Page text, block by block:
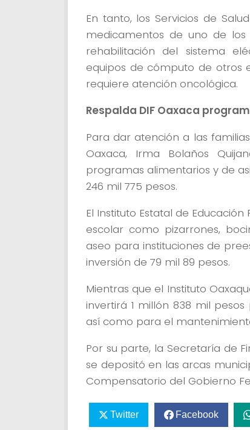
En tanto, los Servicios de
medicamentos de uno de
rehabilitación del sistema
equipos de cómputo de otros
requiere atención oncológica.
Respalda DIF Oaxaca
Para dar atención a las
Oaxaca, Irma Bolaños
programas alimentarios y de
246 mil 775 pesos.
El Instituto Estatal de
escolar como pizarrones,
aseo para instituciones de
inversión de 79 mil 89 pesos.
Mientras que el Instituto
invertirá 1 millón 838 mil
así como para el
Por su parte, la Secretaría de
se depositó en las arcas
Compensatorio del Gobierno
Twitter Facebook